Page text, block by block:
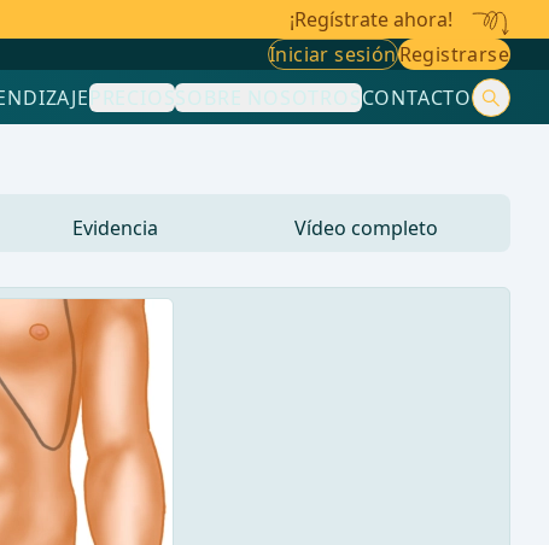
¡Regístrate ahora!
Iniciar sesiónRegistrarse
PRECIOSSOBRE NOSOTROSCONTACTO
Evidencia Vídeo completo